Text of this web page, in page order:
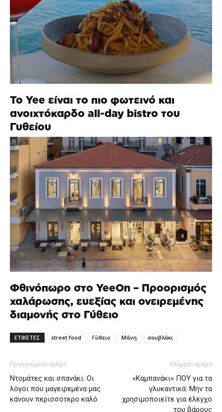
Το Yee είναι το πιο φωτεινό και
ανοιχτόκαρδο all-day bistro του
Γυθείου
Φθινόπωρο στο YeeOn – Προορισμός
χαλάρωσης, ευεξίας και ονειρεμένης
διαμονής στο Γύθειο
ΕΤΙΚΕΤΕΣ street food Γύθειο Μάνη σουβλάκι
Προηγούμενο άρθρο
Ντομάτες και σπανάκι: Οι
λόγοι που μαγειρεμένα μας
κάνουν περισσότερο καλό
Επόμενο άρθρο
«Καμπανάκι» ΠΟΥ για τα
γλυκαντικά: Μην τα
χρησιμοποιείτε για έλεγχο
του βάρους